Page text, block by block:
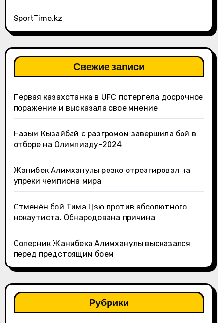
SportTime.kz
Свежие записи
Первая казахстанка в UFC потерпела досрочное
поражение и высказала свое мнение
Назым Кызайбай с разгромом завершила бой в
отборе на Олимпиаду-2024
Жанибек Алимханулы резко отреагировал на
упреки чемпиона мира
Отменён бой Тима Цзю против абсолютного
нокаутиста. Обнародована причина
Соперник Жанибека Алимханулы высказался
перед предстоящим боем
Рубрики